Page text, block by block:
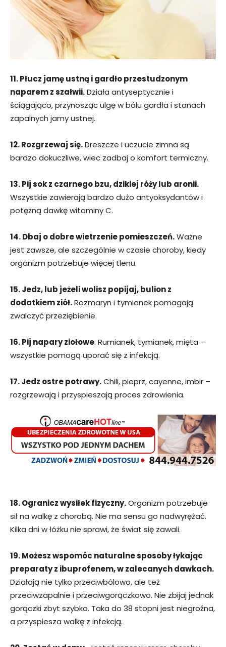
11. Płucz jamę ustną i gardło przestudzonym
naparem z szałwii.Działa antyseptycznie i
ściągająco, przynosząc ulgę w bólu gardła i stanach
zapalnych jamy ustnej.
12. Rozgrzewaj się.Dreszcze i uczucie zimna są
bardzo dokuczliwe, wiec zadbaj o komfort termiczny.
13. Pij sok z czarnego bzu, dzikiej róży lub aronii.
Wszystkie zawierają bardzo dużo antyoksydantów i
potężną dawkę witaminy C.
14. Dbaj o dobre wietrzenie pomieszczeń.Ważne
jest zawsze, ale szczególnie w czasie choroby, kiedy
organizm potrzebuje więcej tlenu.
15. Jedz, lub jeżeli wolisz popijaj, bulion z
dodatkiem ziół.Rozmaryn i tymianek pomagają
zwalczyć przeziębienie.
16. Pij napary ziołowe. Rumianek, tymianek, mięta –
wszystkie pomogą uporać się z infekcją.
17. Jedz ostre potrawy.Chili, pieprz, cayenne, imbir –
rozgrzewają i przyspieszają proces zdrowienia.
18. Ogranicz wysiłek fizyczny.Organizm potrzebuje
sił na walkę z chorobą. Nie ma sensu go nadwyrężać.
Kilka dni w łóżku nie sprawi, że świat się zawali.
19. Możesz wspomóc naturalne sposoby łykając
preparaty z ibuprofenem, w zalecanych dawkach.
Działają nie tylko przeciwbólowo, ale też
przeciwzapalnie i przeciwgorączkowo. Nie zbijaj jednak
gorączki zbyt szybko. Taka do 38 stopni jest niegroźna,
a przyspiesza walkę z infekcją.